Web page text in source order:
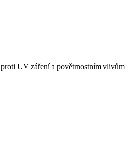
UV záření a povětrnostním vlivům